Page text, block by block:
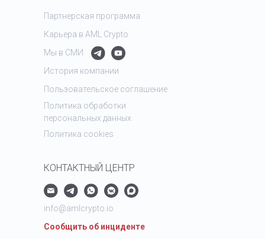
Партнерская программа
Карьера в AML Crypto
Мы в СМИ
История компании
Пользовательское соглашение
Политика обработки
персональных данных
Политика cookies
КОНТАКТНЫЙ ЦЕНТР
info@amlcrypto.io
Сообщить об инциденте